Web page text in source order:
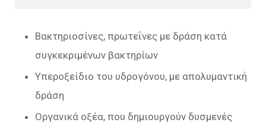
Βακτηριοσίνες, πρωτεΐνες με δράση κατά
συγκεκριμένων βακτηρίων
Υπεροξείδιο του υδρογόνου, με απολυμαντική
δράση
Οργανικά οξέα, που δημιουργούν δυσμενές